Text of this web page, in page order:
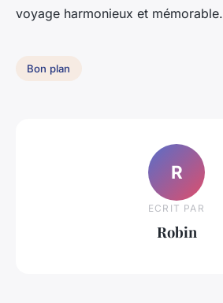
voyage harmonieux et mémorable.
Bon plan
R
ECRIT PAR
Robin